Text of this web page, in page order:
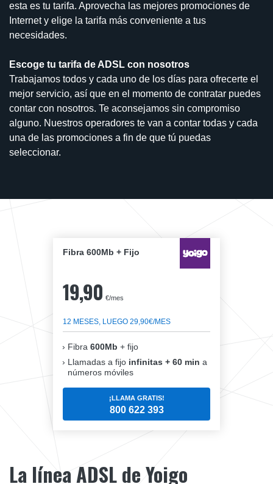
esta es tu tarifa. Aprovecha las mejores promociones de
Internet y elige la tarifa más conveniente a tus
necesidades.
Escoge tu tarifa de ADSL con nosotros
Trabajamos todos y cada uno de los días para ofrecerte el
mejor servicio, así que en el momento de contratar puedes
contar con nosotros. Te aconsejamos sin compromiso
alguno. Nuestros operadores te van a contar todas y cada
una de las promociones a fin de que tú puedas
seleccionar.
Fibra 600Mb + Fijo
19,90 €/mes
12 MESES, LUEGO 29,90€/MES
Fibra 600Mb + fijo
Llamadas a fijo infinitas + 60 min a
números móviles
¡LLAMA GRATIS!
800 622 393
La línea ADSL de Yoigo